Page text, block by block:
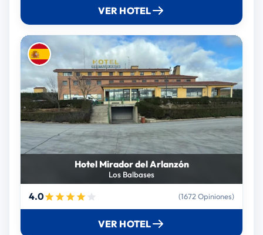
VER HOTEL
Hotel Mirador del Arlanzón
Los Balbases
4.0 (1672 Opiniones)
VER HOTEL